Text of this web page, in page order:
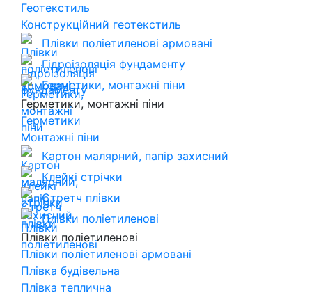
Геотекстиль
Конструкційний геотекстиль
Плівки поліетиленові армовані
Гідроізоляція фундаменту
Герметики, монтажні піни
Герметики, монтажні піни
Герметики
Монтажні піни
Картон малярний, папір захисний
Клейкі стрічки
Стретч плівки
Плівки поліетиленові
Плівки поліетиленові
Плівки поліетиленові армовані
Плівка будівельна
Плівка теплична